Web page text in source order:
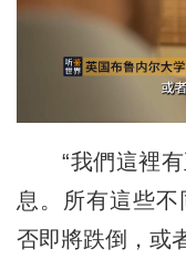
“我們這裡有
息。所有這些
否即將跌倒，或